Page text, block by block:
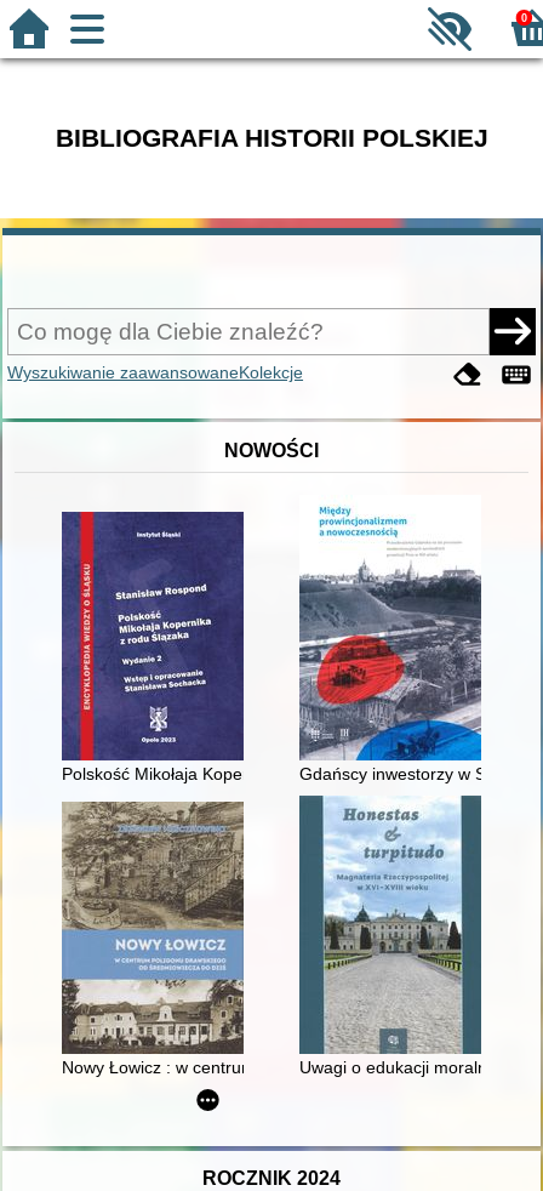
0
BIBLIOGRAFIA HISTORII POLSKIEJ
Wyszukiwanie zaawansowaneKolekcje
NOWOŚCI
Polskość Mikołaja Kopernika z rodu Ślązaka
Gdańscy inwestorzy w
Nowy Łowicz : w centrum poligonu drawskiego od
Uwagi o edukacji moralnej
ROCZNIK 2024